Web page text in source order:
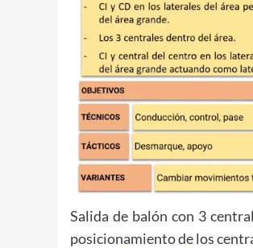
Salida de balón con 3
posicionamiento de los